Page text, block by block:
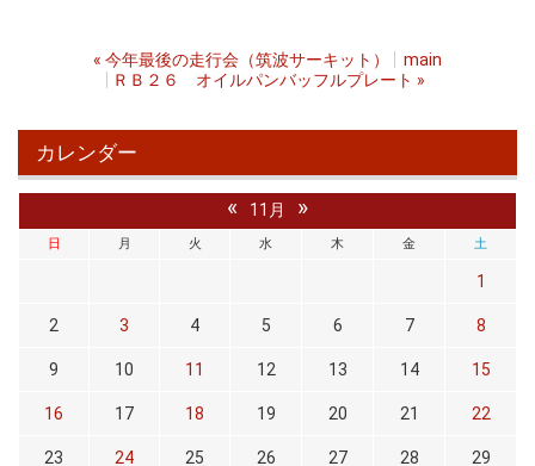
« 今年最後の走行会（筑波サーキット）
main
ＲＢ２６ オイルパンバッフルプレート »
カレンダー
« 11月 »
日 月 火 水 木 金 土
1
2 3 4 5 6 7 8
9 10 11 12 13 14 15
16 17 18 19 20 21 22
23 24 25 26 27 28 29